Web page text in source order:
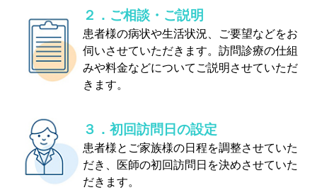
２．ご相談・ご説明
患者様の病状や生活状況、ご要望などをお
伺いさせていただきます。訪問診療の仕組
みや料金などについてご説明させていただ
きます。
３．初回訪問日の設定
患者様とご家族様の日程を調整させていた
だき、医師の初回訪問日を決めさせていた
だきます。